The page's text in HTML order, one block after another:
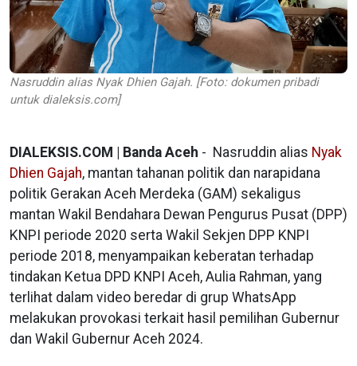
Nasruddin alias Nyak Dhien Gajah. [Foto: dokumen pribadi
untuk dialeksis.com]
DIALEKSIS.COM | Banda Aceh - Nasruddin alias Nyak
Dhien Gajah, mantan tahanan politik dan narapidana
politik Gerakan Aceh Merdeka (GAM) sekaligus
mantan Wakil Bendahara Dewan Pengurus Pusat (DPP)
KNPI periode 2020 serta Wakil Sekjen DPP KNPI
periode 2018, menyampaikan keberatan terhadap
tindakan Ketua DPD KNPI Aceh, Aulia Rahman, yang
terlihat dalam video beredar di grup WhatsApp
melakukan provokasi terkait hasil pemilihan Gubernur
dan Wakil Gubernur Aceh 2024.